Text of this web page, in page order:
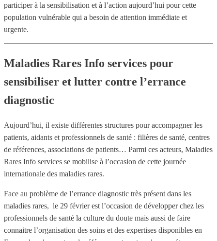
participer à la sensibilisation et à l’action aujourd’hui pour cette
population vulnérable qui a besoin de attention immédiate et
urgente.
Maladies Rares Info services pour
sensibiliser et lutter contre l’errance
diagnostic
Aujourd’hui, il existe différentes structures pour accompagner les
patients, aidants et professionnels de santé : filières de santé, centres
de références, associations de patients… Parmi ces acteurs, Maladies
Rares Info services se mobilise à l’occasion de cette journée
internationale des maladies rares.
Face au problème de l’errance diagnostic très présent dans les
maladies rares, le 29 février est l’occasion de développer chez les
professionnels de santé la culture du doute mais aussi de faire
connaitre l’organisation des soins et des expertises disponibles en